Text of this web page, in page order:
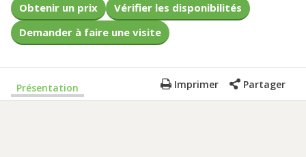
Obtenir un prix
Vérifier les disponibilités
Demander à faire une visite
Présentation Imprimer Partager